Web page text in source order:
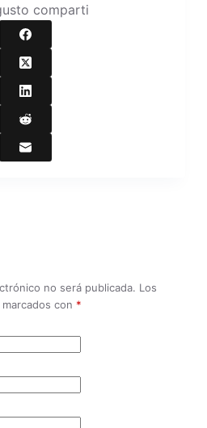
comparti
no será publicada. Los
con *